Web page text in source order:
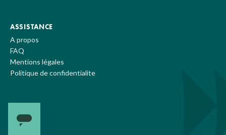
ASSISTANCE
A propos
FAQ
Mentions légales
Politique de confidentialite